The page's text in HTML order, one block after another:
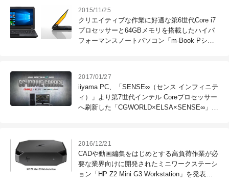
2015/11/25
クリエイティブな作業に好適な第6世代Core i7
プロセッサーと64GBメモリを搭載したハイパ
フォーマンスノートパソコン「m-Book Pシリ
2017/01/27
iiyama PC、「SENSE∞（センス インフィニテ
ィ）」より第7世代インテル Coreプロセッサー
へ刷新した「CGWORLD×ELSA×SENSE∞」コ
2016/12/21
CADや動画編集をはじめとする高負荷作業が必
要な業界向けに開発されたミニワークステーシ
ョン「HP Z2 Mini G3 Workstation」を発表